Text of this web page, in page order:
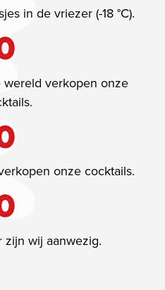
in de vriezer (-18 °C).
verkopen onze
onze cocktails.
zijn wij aanwezig.